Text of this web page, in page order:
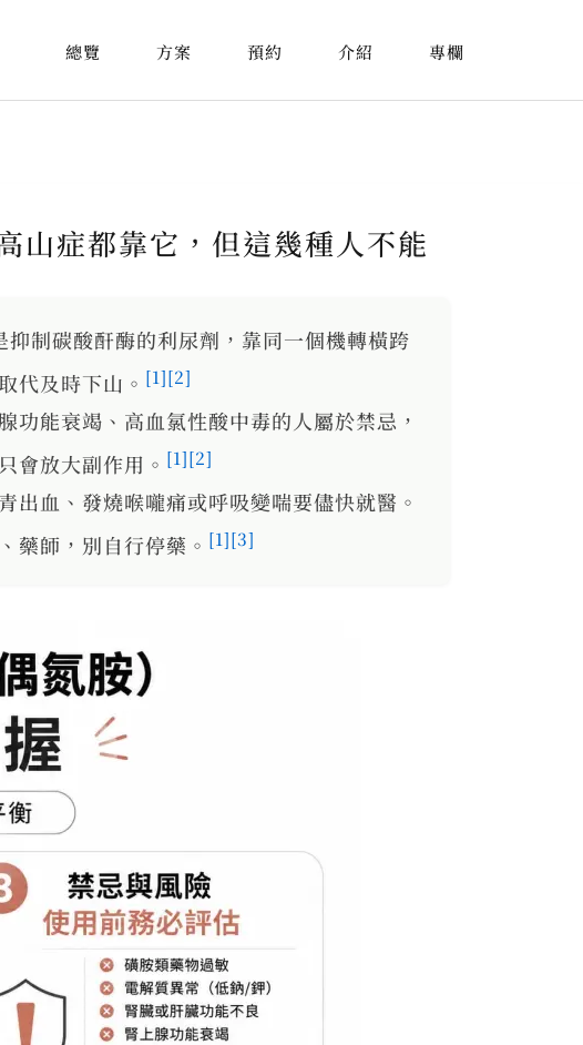
總覽 方案 預約 介紹 專欄
症都靠它，但這幾種人不能
制碳酸酐酶的利尿劑，靠同一個機轉橫跨
代及時下山。 [1][2]
功能衰竭、高血氯性酸中毒的人屬於禁忌，
會放大副作用。 [1][2]
出血、發燒喉嚨痛或呼吸變喘要儘快就醫。
藥師，別自行停藥。 [1][3]